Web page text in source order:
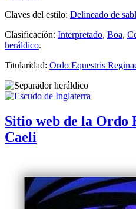
Claves del estilo: Delineado de
Clasificación: Interpretado, Boa,
heráldico.
Titularidad: Ordo Equestris
Sitio web de la Ordo
Caeli